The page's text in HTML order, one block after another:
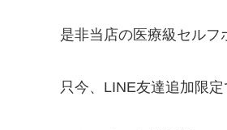
是非当店の医療級セルフ
只今、LINE友達追加限